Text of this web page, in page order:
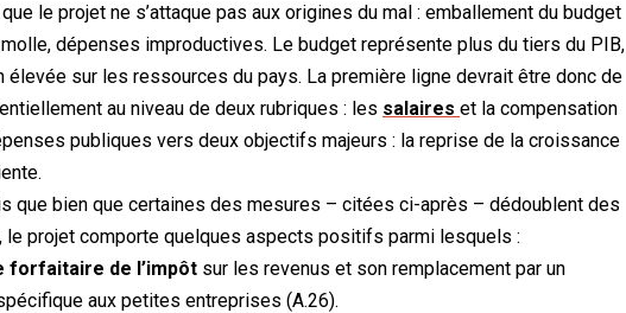
le projet ne s’attaque pas aux origines du mal : emballement du budget
dépenses improductives. Le budget représente plus du tiers du PIB,
élevée sur les ressources du pays. La première ligne devrait être donc de
au niveau de deux rubriques : les salaires et la compensation
publiques vers deux objectifs majeurs : la reprise de la croissance
que bien que certaines des mesures – citées ci-après – dédoublent des
projet comporte quelques aspects positifs parmi lesquels :
forfaitaire de l’impôt sur les revenus et son remplacement par un
aux petites entreprises (A.26).